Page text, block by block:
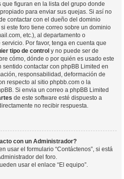
figuran en la lista del grupo donde
para enviar sus quejas. Si así no
contactar con el dueño del dominio
si este foro tiene correo sobre un dominio
etc.), al departamento o
Por favor, tenga en cuenta que
tipo de control y no puede ser de
cómo, dónde o por quién es usado este
contactar con phpBB Limited en
responsabilidad, deformación de
respecto al sitio phpbb.com o la
Si envia un correo a phpBB Limited
de este software esté dispuesto a
no recibir respuesta.
con un Administrador?
usar el formulario “Contáctenos”, si está
del foro.
usar el enlace “El equipo”.